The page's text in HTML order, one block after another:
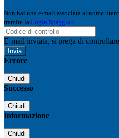
Non hai una e-mail associata al nome
tramite la Login Spaggiari
E-mail inviata, si prega di
Errore
Chiudi
Successo
Chiudi
Informazione
Chiudi